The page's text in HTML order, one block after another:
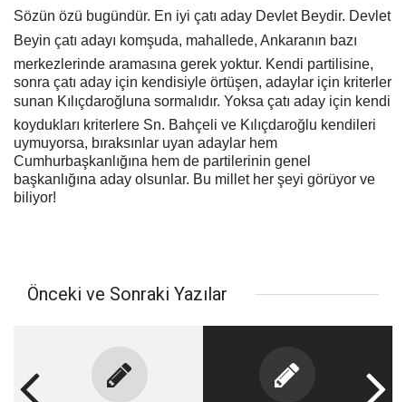
Sözün özü bugündür. En iyi çatı aday Devlet Beydir. Devlet
Beyin çatı adayı komşuda, mahallede, Ankaranın bazı
merkezlerinde aramasına gerek yoktur. Kendi partilisine,
sonra çatı aday için kendisiyle örtüşen, adaylar için kriterler
sunan Kılıçdaroğluna sormalıdır. Yoksa çatı aday için kendi
koydukları kriterlere Sn. Bahçeli ve Kılıçdaroğlu kendileri
uymuyorsa, bıraksınlar uyan adaylar hem
Cumhurbaşkanlığına hem de partilerinin genel
başkanlığına aday olsunlar. Bu millet her şeyi görüyor ve
biliyor!
Önceki ve Sonraki Yazılar